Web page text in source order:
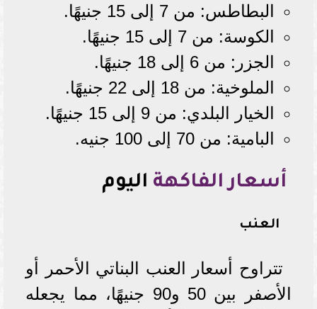
البطاطس: من 7 إلى 15 جنيهًا.
الكوسة: من 7 إلى 15 جنيهًا.
الجزر: من 6 إلى 18 جنيهًا.
الملوخية: من 18 إلى 22 جنيهًا.
الخيار البلدي: من 9 إلى 15 جنيهًا.
البامية: من 70 إلى 100 جنيه.
أسعار الفاكهة اليوم
العنب
تتراوح أسعار العنب البناتي الأحمر أو
الأصفر بين 50 و90 جنيهًا، مما يجعله